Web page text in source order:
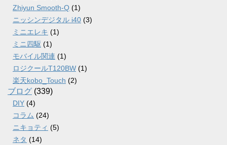
Zhiyun Smooth-Q (1)
ニッシンデジタル i40 (3)
ミニエレキ (1)
ミニ四駆 (1)
モバイル関連 (1)
ロジクールT120BW (1)
楽天kobo_Touch (2)
ブログ (339)
DIY (4)
コラム (24)
ニキョティ (5)
ネタ (14)